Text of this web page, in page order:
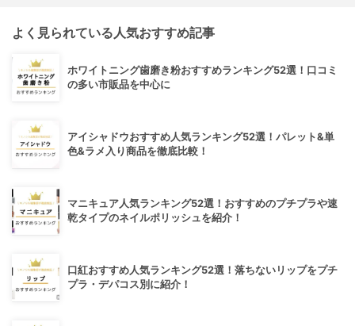
よく見られている人気おすすめ記事
ホワイトニング歯磨き粉おすすめランキング52選！口コミ
の多い市販品を中心に
アイシャドウおすすめ人気ランキング52選！パレット&単
色&ラメ入り商品を徹底比較！
マニキュア人気ランキング52選！おすすめのプチプラや速
乾タイプのネイルポリッシュを紹介！
口紅おすすめ人気ランキング52選！落ちないリップをプチ
プラ・デパコス別に紹介！